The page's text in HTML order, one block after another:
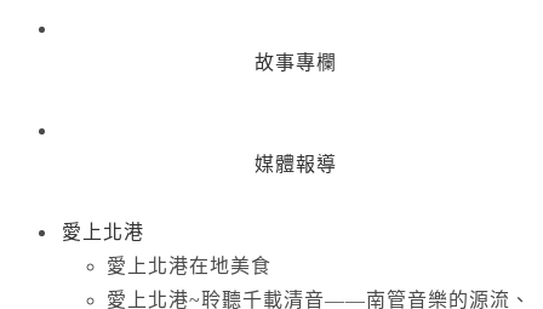
故事專欄
媒體報導
愛上北港
愛上北港在地美食
愛上北港~聆聽千載清音——南管音樂的源流、